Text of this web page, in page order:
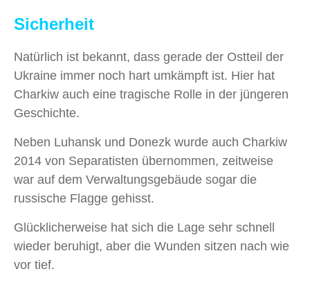
Sicherheit
Natürlich ist bekannt, dass gerade der Ostteil der
Ukraine immer noch hart umkämpft ist. Hier hat
Charkiw auch eine tragische Rolle in der jüngeren
Geschichte.
Neben Luhansk und Donezk wurde auch Charkiw
2014 von Separatisten übernommen, zeitweise
war auf dem Verwaltungsgebäude sogar die
russische Flagge gehisst.
Glücklicherweise hat sich die Lage sehr schnell
wieder beruhigt, aber die Wunden sitzen nach wie
vor tief.